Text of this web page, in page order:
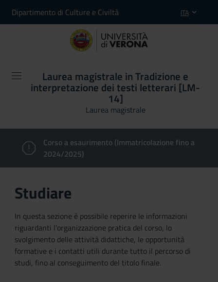
Dipartimento di Culture e Civiltà ITA
Laurea magistrale in Tradizione e
interpretazione dei testi letterari [LM-
14]
Laurea magistrale
Corso a esaurimento (Immatricolazione fino a
2024/2025)
Studiare
In questa sezione è possibile reperire le informazioni
riguardanti l'organizzazione pratica del corso, lo
svolgimento delle attività didattiche, le opportunità
formative e i contatti utili durante tutto il percorso di
studi, fino al conseguimento del titolo finale.